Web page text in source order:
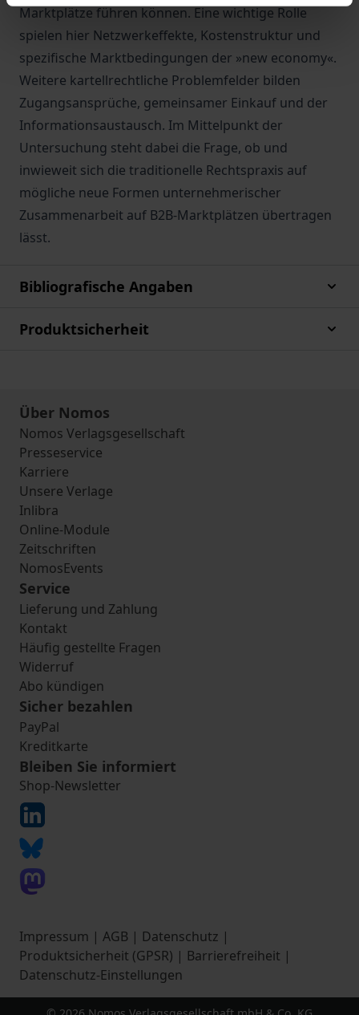
Marktplätze führen können. Eine wichtige Rolle
spielen hier Netzwerkeffekte, Kostenstruktur und
spezifische Marktbedingungen der »new economy«.
Weitere kartellrechtliche Problemfelder bilden
Zugangsansprüche, gemeinsamer Einkauf und der
Informationsaustausch. Im Mittelpunkt der
Untersuchung steht dabei die Frage, ob und
inwieweit sich die traditionelle Rechtspraxis auf
mögliche neue Formen unternehmerischer
Zusammenarbeit auf B2B-Marktplätzen übertragen
lässt.
Bibliografische Angaben
Produktsicherheit
Über Nomos
Nomos Verlagsgesellschaft
Presseservice
Karriere
Unsere Verlage
Inlibra
Online-Module
Zeitschriften
NomosEvents
Service
Lieferung und Zahlung
Kontakt
Häufig gestellte Fragen
Widerruf
Abo kündigen
Sicher bezahlen
PayPal
Kreditkarte
Bleiben Sie informiert
Shop-Newsletter
Impressum | AGB | Datenschutz |
Produktsicherheit (GPSR) | Barrierefreiheit |
Datenschutz-Einstellungen